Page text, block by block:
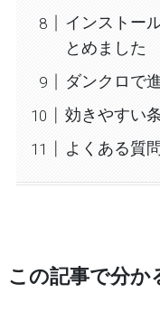
インストー
とめました
ダンクロで
効きやすい
よくある質問
この記事で分か